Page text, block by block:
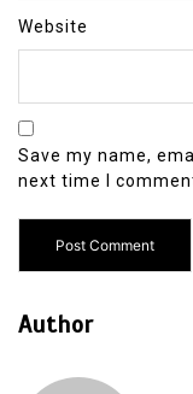
Website
Save my name,
next time I
Author